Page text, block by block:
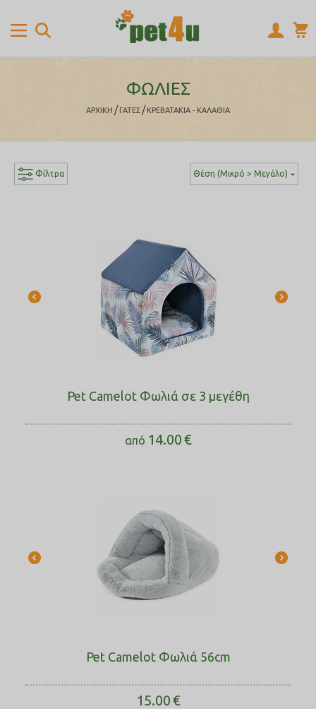
ΦΩΛΙΕΣ
ΑΡΧΙΚΉ / ΓΑΤΕΣ / ΚΡΕΒΑΤΑΚΙΑ - ΚΑΛΑΘΙΑ
Φίλτρα Θέση (Μικρό > Μεγάλο)
Pet Camelot Φωλιά σε 3 μεγέθη
από 14.00€
Pet Camelot Φωλιά 56cm
15.00€